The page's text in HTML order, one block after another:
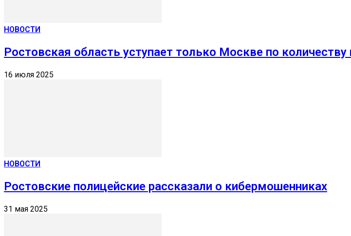
НОВОСТИ
Ростовская область уступает только Москве по
16 июля 2025
НОВОСТИ
Ростовские полицейские рассказали о кибермошенниках
31 мая 2025